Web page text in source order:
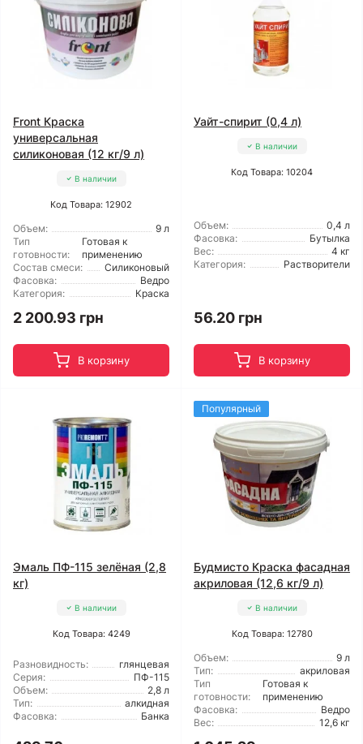
Front Краска
универсальная
силиконовая (12 кг/9 л)
В наличии
Код Товара: 12902
Объем:
9 л
Тип
готовности:
Готовая к
применению
Состав смеси:
Силиконовый
Фасовка:
Ведро
Категория:
Краска
2 200.93 грн
В корзину
Уайт-спирит (0,4 л)
В наличии
Код Товара: 10204
Объем:
0,4 л
Фасовка:
Бутылка
Вес:
4 кг
Категория:
Растворители
56.20 грн
В корзину
Эмаль ПФ-115 зелёная (2,8
кг)
В наличии
Код Товара: 4249
Разновидность:
глянцевая
Серия:
ПФ-115
Объем:
2,8 л
Тип:
алкидная
Фасовка:
Банка
Популярный
Будмисто Краска фасадная
акриловая (12,6 кг/9 л)
В наличии
Код Товара: 12780
Объем:
9 л
Тип:
акриловая
Тип
готовности:
Готовая к
применению
Фасовка:
Ведро
Вес:
12,6 кг